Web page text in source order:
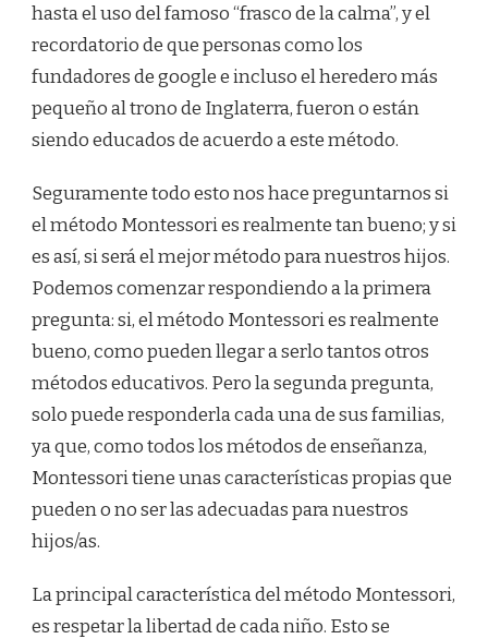
hasta el uso del famoso “frasco de la calma”, y el
recordatorio de que personas como los
fundadores de google e incluso el heredero más
pequeño al trono de Inglaterra, fueron o están
siendo educados de acuerdo a este método.
Seguramente todo esto nos hace preguntarnos si
el método Montessori es realmente tan bueno; y si
es así, si será el mejor método para nuestros hijos.
Podemos comenzar respondiendo a la primera
pregunta: si, el método Montessori es realmente
bueno, como pueden llegar a serlo tantos otros
métodos educativos. Pero la segunda pregunta,
solo puede responderla cada una de sus familias,
ya que, como todos los métodos de enseñanza,
Montessori tiene unas características propias que
pueden o no ser las adecuadas para nuestros
hijos/as.
La principal característica del método Montessori,
es respetar la libertad de cada niño. Esto se